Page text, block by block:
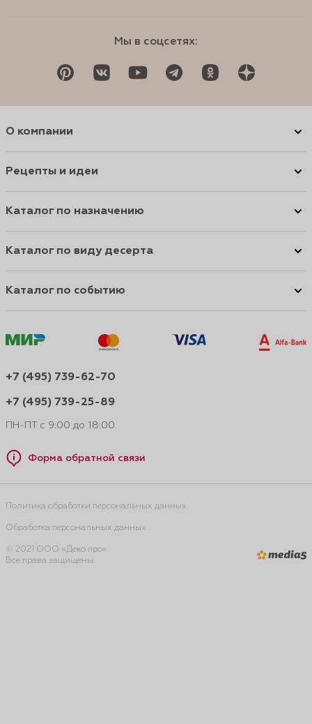
Мы в соцсетях:
О компании
Рецепты и идеи
Каталог по назначению
Каталог по виду десерта
Каталог по событию
+7 (495) 739-62-70
+7 (495) 739-25-89
ПН-ПТ с 9:00 до 18:00
Форма обратной связи
Политика обработки персональных данных
Обработка персональных данных
© 2021 ООО «Деко про».
Все права защищены.